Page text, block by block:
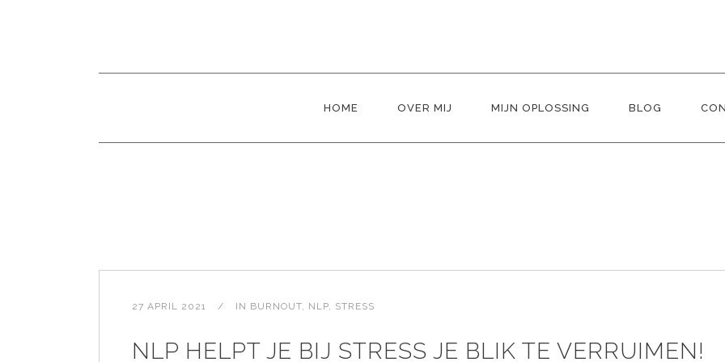
HOME OVER MIJ MIJN OPLOSSING BLOG
27 APRIL 2021 IN BURNOUT, NLP, STRESS
NLP HELPT JE BIJ STRESS JE BLIK TE VERRUIMEN!